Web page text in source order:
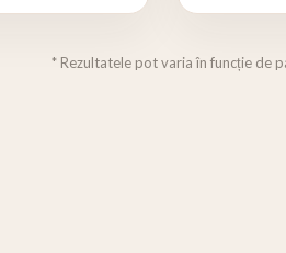
* Rezultatele pot varia în funcție de